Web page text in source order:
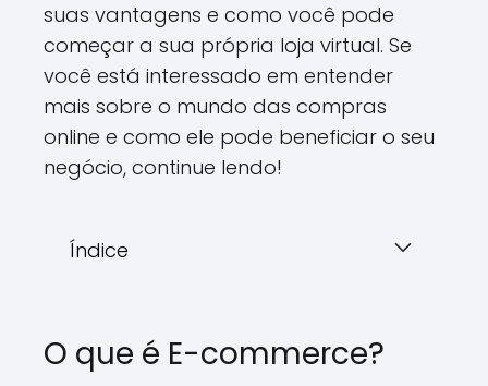
suas vantagens e como você pode
começar a sua própria loja virtual. Se
você está interessado em entender
mais sobre o mundo das compras
online e como ele pode beneficiar o seu
negócio, continue lendo!
Índice
O que é E-commerce?